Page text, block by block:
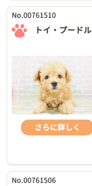
No.00761510
トイ・プードル
さらに詳しく
No.00761506